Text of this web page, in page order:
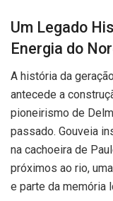
Um Legado
Energia do
A história da
antecede a
pioneirismo de
passado. Gouveia
na cachoeira de
próximos ao rio,
e parte da memória